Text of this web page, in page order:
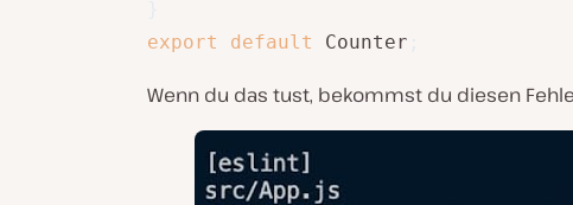
export
default Counter
Wenn du das tust, bekommst du diesen